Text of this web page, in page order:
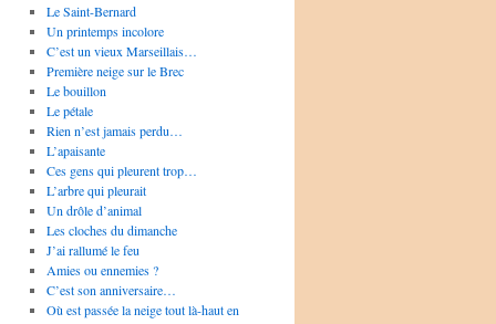
Le Saint-Bernard
Un printemps incolore
C’est un vieux Marseillais…
Première neige sur le Brec
Le bouillon
Le pétale
Rien n’est jamais perdu…
L’apaisante
Ces gens qui pleurent trop…
L’arbre qui pleurait
Un drôle d’animal
Les cloches du dimanche
J’ai rallumé le feu
Amies ou ennemies ?
C’est son anniversaire…
Où est passée la neige tout là-haut en